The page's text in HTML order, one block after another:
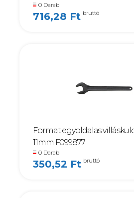
0 Darab
716,28 Ft bruttó
Format egyoldalas
11mm F099877
0 Darab
350,52 Ft bruttó